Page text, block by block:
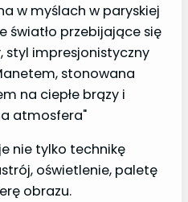
w myślach w paryskiej
światło przebijające się
styl impresjonistyczny
stonowana
na ciepłe brązy i
atmosfera"
nie tylko technikę
oświetlenie, paletę
obrazu.